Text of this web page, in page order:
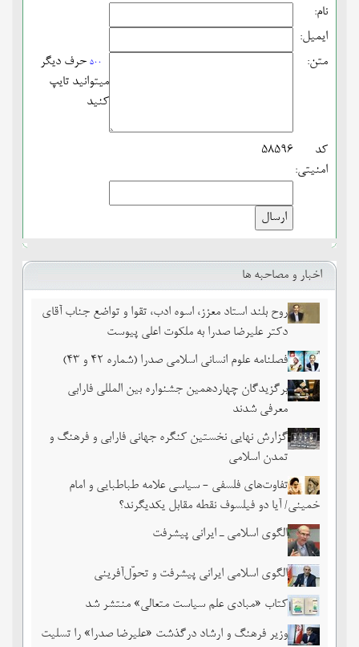
نام:
ایمیل:
متن:
500 حرف دیگر
میتوانید تایپ
کنید
کد
امنیتی:
58596
اخبار و مصاحبه ها
روح بلند استاد معزز، اسوه ادب، تقوا و تواضع جناب آقای
دکتر علیرضا صدرا به ملکوت اعلی پیوست
فصلنامه علوم انسانی اسلامی صدرا (شماره 42 و 43)
برگزیدگان چهاردهمین جشنواره بین المللی فارابی
معرفی شدند
گزارش نهایی نخستین کنگره جهانی فارابی و فرهنگ و
تمدن اسلامی
تفاوت‌های فلسفی - سیاسی علامه طباطبایی و امام
خمینی/ آیا دو فیلسوف نقطه مقابل یکدیگرند؟
الگوی اسلامی ـ ایرانی پیشرفت
الگوی اسلامی ایرانی پیشرفت و تحوّل‌آفرینی
کتاب «مبادی علم سیاست متعالی» منتشر شد
وزیر فرهنگ و ارشاد درگذشت «علیرضا صدرا» را تسلیت